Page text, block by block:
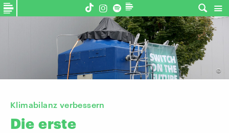
©
Klimabilanz verbessern
Die erste